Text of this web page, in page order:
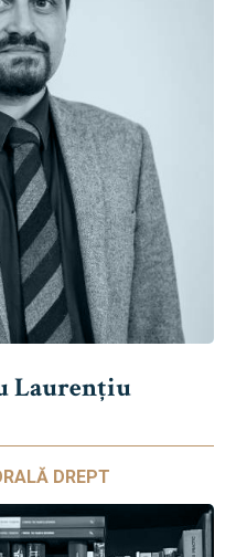
Laurențiu
DREPT